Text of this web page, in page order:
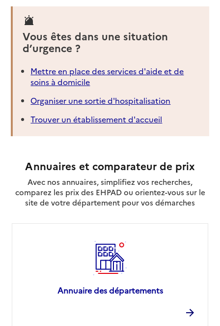
Vous êtes dans une situation
d’urgence ?
Mettre en place des services d'aide et de
soins à domicile
Organiser une sortie d'hospitalisation
Trouver un établissement d'accueil
Annuaires et comparateur de prix
Avec nos annuaires, simplifiez vos recherches,
comparez les prix des EHPAD ou orientez-vous sur le
site de votre département pour vos démarches
Annuaire des départements